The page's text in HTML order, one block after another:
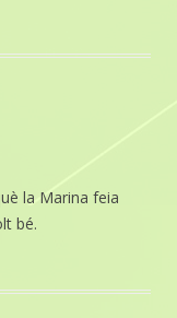
la Marina feia
bé.